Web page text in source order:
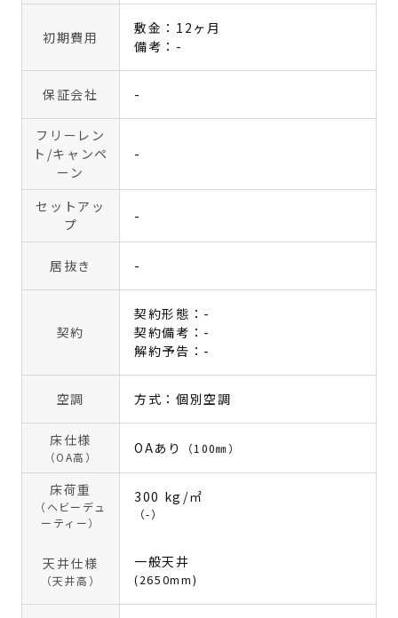
初期費用
敷金：12ヶ月
備考：-
保証会社 -
フリーレン
ト /キャンペ
ーン
-
セットアッ
プ
-
居抜き -
契約
契約形態：-
契約備考：-
解約予告：-
空調 方式：個別空調
床仕様
（OA高）
OAあり （100㎜）
床荷重
（ヘビーデュ
ーティー）
300 kg/㎡
（-）
天井仕様
（天井高）
一般天井
(2650mm)